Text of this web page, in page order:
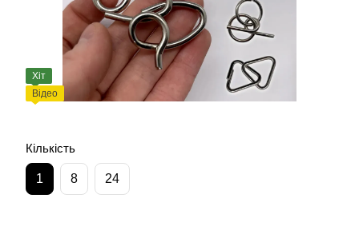
Хіт
Відео
Кількість
1 8 24